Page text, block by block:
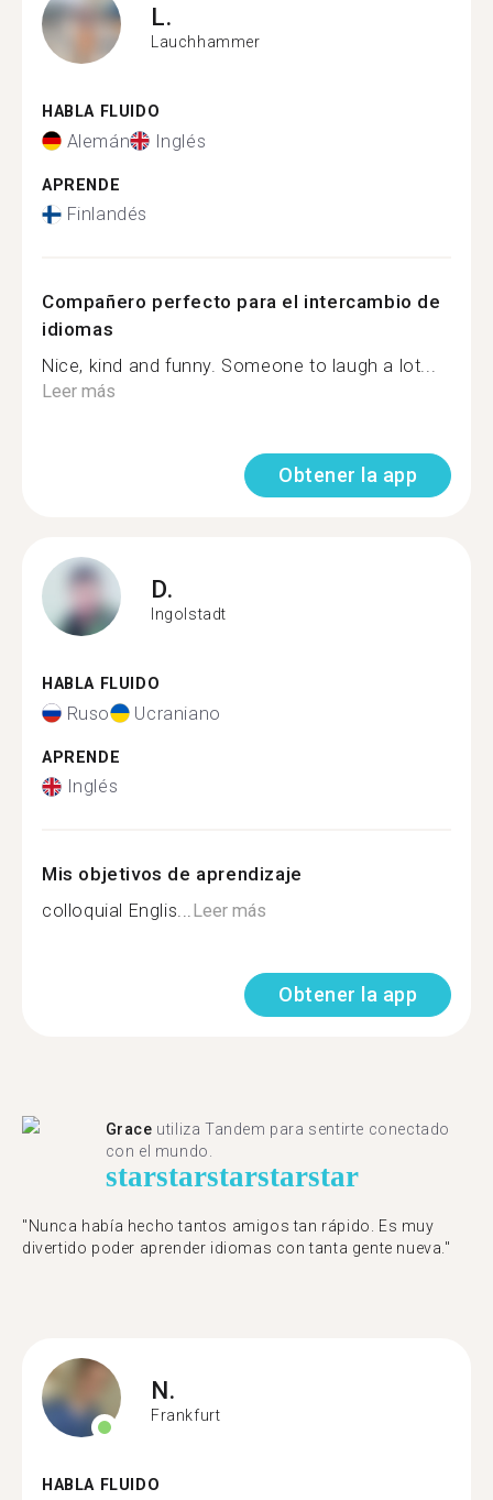
L.
Lauchhammer
HABLA FLUIDO
Alemán Inglés
APRENDE
Finlandés
Compañero perfecto para el intercambio de
idiomas
Nice, kind and funny. Someone to laugh a lot...
Leer más
Obtener la app
D.
Ingolstadt
HABLA FLUIDO
Ruso Ucraniano
APRENDE
Inglés
Mis objetivos de aprendizaje
colloquial Englis...Leer más
Obtener la app
Grace utiliza Tandem para sentirte conectado
con el mundo.
starstarstarstarstar
"Nunca había hecho tantos amigos tan rápido. Es muy
divertido poder aprender idiomas con tanta gente nueva."
N.
Frankfurt
HABLA FLUIDO